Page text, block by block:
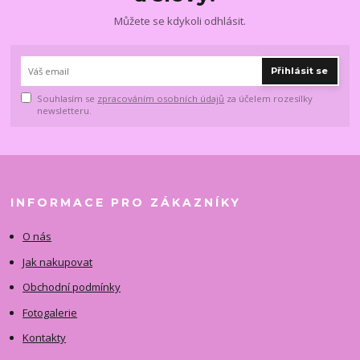
Můžete se kdykoli odhlásit.
Přihlásit se
Souhlasím se zpracováním osobních údajů za účelem rozesílky
newsletteru.
INFORMACE PRO ZÁKAZNÍKY
O nás
Jak nakupovat
Obchodní podmínky
Fotogalerie
Kontakty